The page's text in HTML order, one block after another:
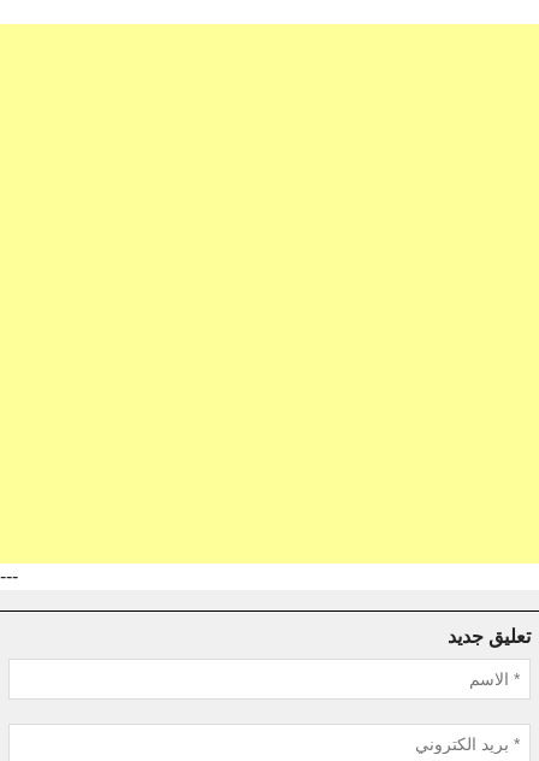
---
تعليق جديد